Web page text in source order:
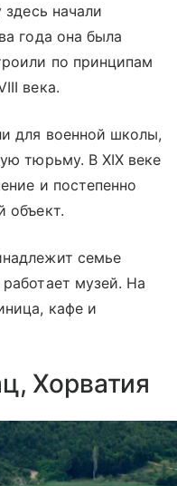
начали
года она была
по принципам
века.
для военной школы,
тюрьму. В XIX веке
и постепенно
объект.
семье
музей. На
кафе и
Хорватия